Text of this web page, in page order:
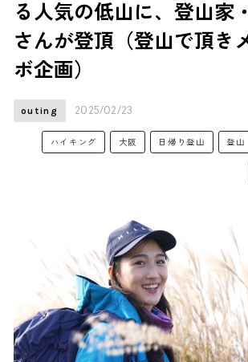
る人気の低山に、登山家
さんが登頂（登山で頂き
ボ企画）
outing 2025/02/23
ハイキング 大阪 日帰り登山 登山